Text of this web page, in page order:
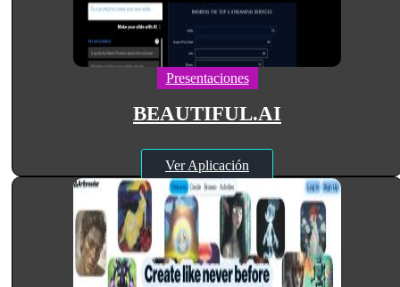
Presentaciones
BEAUTIFUL.AI
Ver Aplicación